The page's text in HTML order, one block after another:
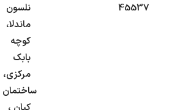
45537
نلسون
ماندلا،
کوچه
بابک
مرکزی،
ساختمان